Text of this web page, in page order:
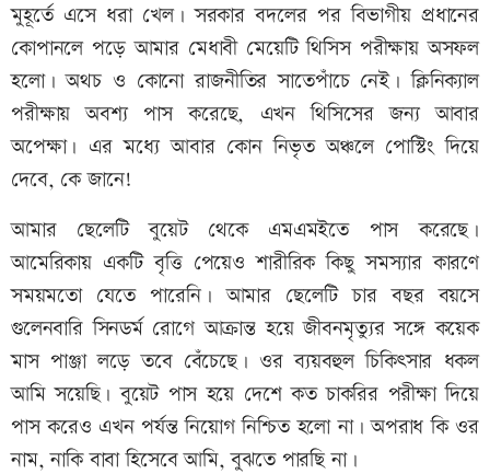
মুহূর্তে এসে ধরা খেল। সরকার বদলের পর বিভাগীয় প্রধানের
কোপানলে পড়ে আমার মেধাবী মেয়েটি থিসিস পরীক্ষায় অসফল
হলো। অথচ ও কোনো রাজনীতির সাতেপাঁচে নেই। ক্লিনিক্যাল
পরীক্ষায় অবশ্য পাস করেছে, এখন থিসিসের জন্য আবার
অপেক্ষা। এর মধ্যে আবার কোন নিভৃত অঞ্চলে পোস্টিং দিয়ে
দেবে, কে জানে!
আমার ছেলেটি বুয়েট থেকে এমএমইতে পাস করেছে।
আমেরিকায় একটি বৃত্তি পেয়েও শারীরিক কিছু সমস্যার কারণে
সময়মতো যেতে পারেনি। আমার ছেলেটি চার বছর বয়সে
গুলেনবারি সিনডর্ম রোগে আক্রান্ত হয়ে জীবনমৃত্যুর সঙ্গে কয়েক
মাস পাঞ্জা লড়ে তবে বেঁচেছে। ওর ব্যয়বহুল চিকিৎসার ধকল
আমি সয়েছি। বুয়েট পাস হয়ে দেশে কত চাকরির পরীক্ষা দিয়ে
পাস করেও এখন পর্যন্ত নিয়োগ নিশ্চিত হলো না। অপরাধ কি ওর
নাম, নাকি বাবা হিসেবে আমি, বুঝতে পারছি না।